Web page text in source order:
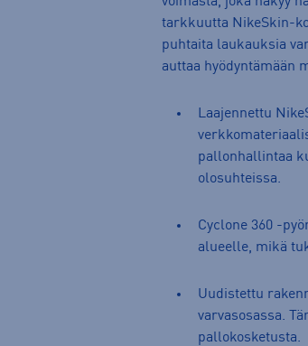
tarkkuutta NikeSkin-
puhtaita laukauksia
auttaa hyödyntämään
Laajennettu
pallonhallintaa
olosuhteissa.
Cyclone 360 -
alueelle, mikä
Uudistettu
varvasosassa.
pallokosketusta.